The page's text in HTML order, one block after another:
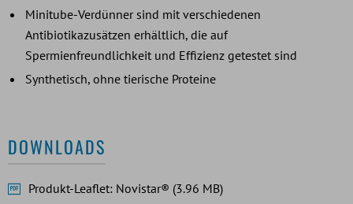
Minitube-Verdünner sind mit verschiedenen
Antibiotikazusätzen erhältlich, die auf
Spermienfreundlichkeit und Effizienz getestet sind
Synthetisch, ohne tierische Proteine
DOWNLOADS
Produkt-Leaflet: Novistar® (3.96 MB)